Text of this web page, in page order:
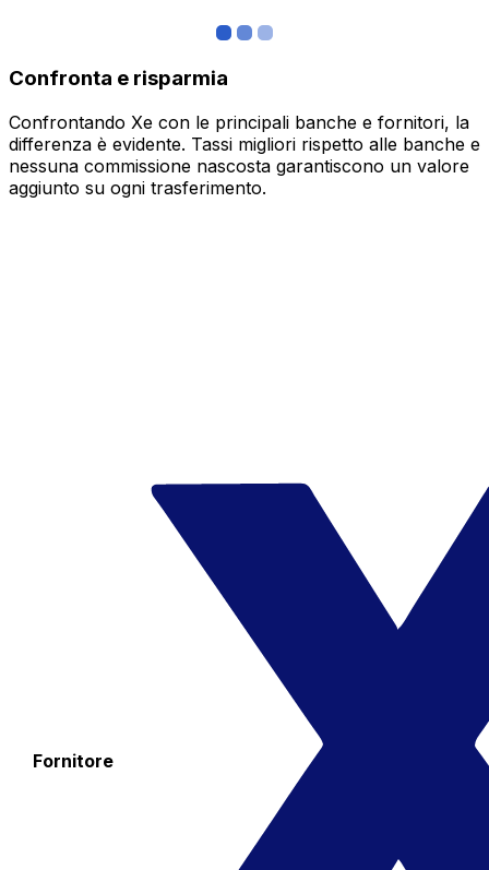
Confronta e risparmia
Confrontando Xe con le principali banche e fornitori, la
differenza è evidente. Tassi migliori rispetto alle banche e
nessuna commissione nascosta garantiscono un valore
aggiunto su ogni trasferimento.
Fornitore